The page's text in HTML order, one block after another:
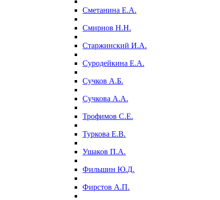
Сметанина Е.А.
Смирнов Н.Н.
Старжинский И.А.
Суродейкина Е.А.
Сучков А.Б.
Сучкова А.А.
Трофимов С.Е.
Туркова Е.В.
Ушаков П.А.
Фильшин Ю.Д.
Фирстов А.П.